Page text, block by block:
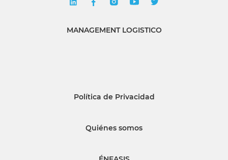
MANAGEMENT LOGISTICO
Política de Privacidad
Quiénes somos